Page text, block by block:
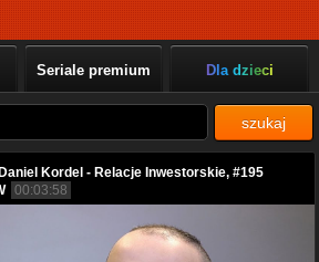
Seriale premium Dla dzieci
szukaj
Kordel - Relacje Inwestorskie, #195
00:03:58